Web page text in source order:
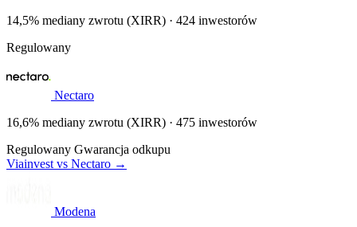
14,5% mediany zwrotu (XIRR) · 424 inwestorów
Regulowany
Nectaro
16,6% mediany zwrotu (XIRR) · 475 inwestorów
Regulowany Gwarancja odkupu
Viainvest vs Nectaro →
Modena